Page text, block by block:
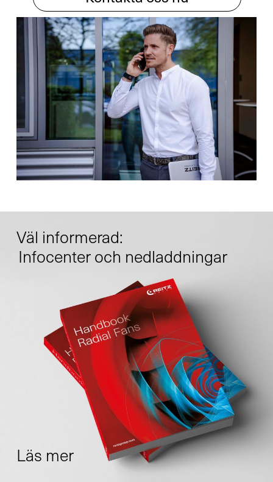
Väl informerad:
Infocenter och nedladdningar
Läs mer
Din kontakt
med oss
Du är välkommen att använda ett
kontaktformulär
och skicka oss din förfrågan.
Allmänt
Service
Reservdelar
Retrofit